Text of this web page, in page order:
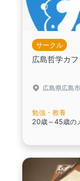
サークル
広島哲学カ
広島県広島
勉強・教養
20歳～45歳の